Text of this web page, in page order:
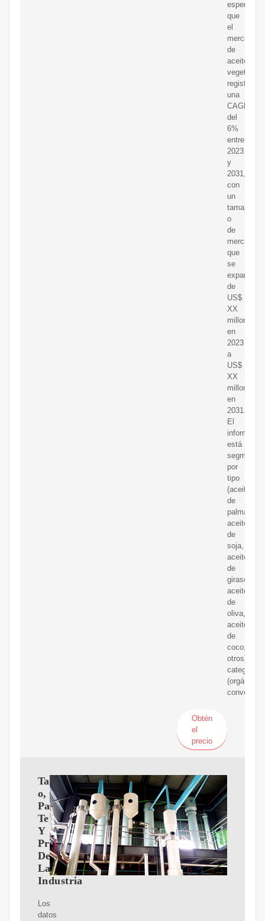
espera
que
el
mercado
de
aceite
vegetal
registre
una
CAGR
del
6%
entre
2023
y
2031,
con
un
tama?
o
de
mercado
que
se
expandirá
de
US$
XX
millones
en
2023
a
US$
XX
millones
en
2031.
El
informe
está
por
tipo
(aceite
de
palma,
aceite
de
soja,
aceite
de
girasol,
aceite
de
oliva,
aceite
de
coco,
otros),
categoría
(orgánico,
Obtén
el
precio
Tama?
o,
Participación,
Tendencias
Y
Pronóstico
De
La
Industria
Los
datos